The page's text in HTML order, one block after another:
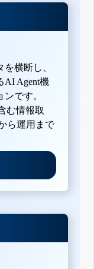
横断し、
AI Agent機
です。
む情報取
ら運用まで